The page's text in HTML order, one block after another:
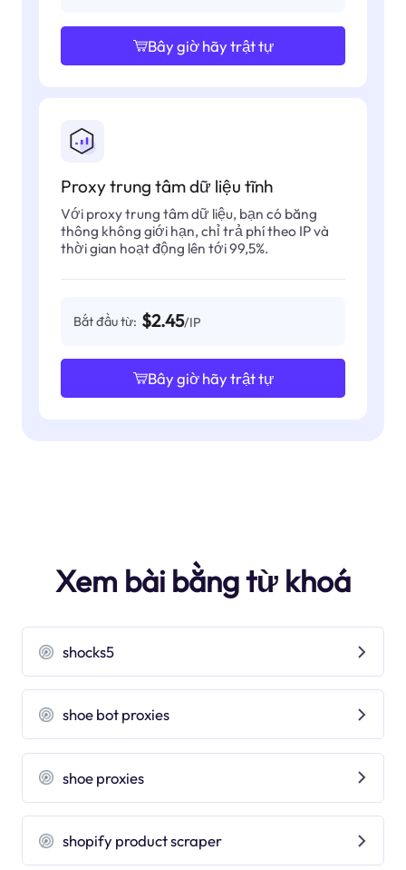
Bây giờ hãy trật tự
Proxy trung tâm dữ liệu tĩnh
Với proxy trung tâm dữ liệu, bạn có băng
thông không giới hạn, chỉ trả phí theo IP và
thời gian hoạt động lên tới 99,5%.
Bắt đầu từ: $2.45/IP
Bây giờ hãy trật tự
Xem bài bằng từ khoá
shocks5
shoe bot proxies
shoe proxies
shopify product scraper